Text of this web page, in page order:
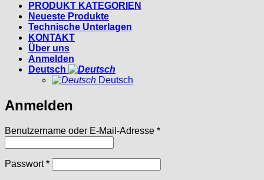
PRODUKT KATEGORIEN
Neueste Produkte
Technische Unterlagen
KONTAKT
Über uns
Anmelden
Deutsch
Deutsch
Anmelden
Benutzername oder E-Mail-Adresse *Erforderlich
Passwort*Erforderlich